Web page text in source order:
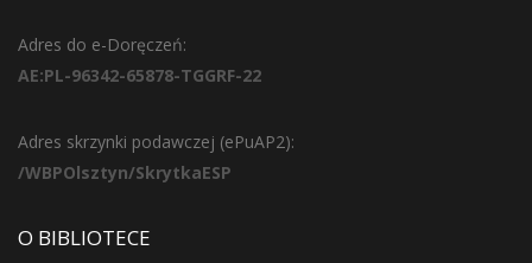
Adres do e-Doręczeń:
AE:PL-96342-65878-TGGRF-22
Adres skrzynki podawczej (ePuAP2):
/WBPOlsztyn/SkrytkaESP
O BIBLIOTECE